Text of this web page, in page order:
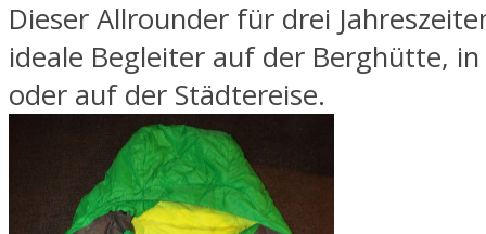
Dieser Allrounder für drei
ideale Begleiter auf der Berghütte,
oder auf der Städtereise.